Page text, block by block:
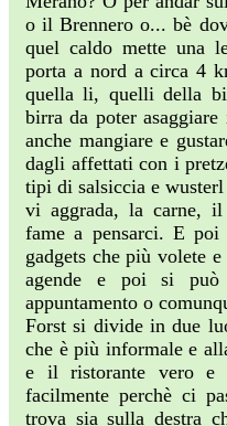
o il Brennero o... bè
quel caldo mette una
porta a nord a circa 4
quella li, quelli della
birra da poter
anche mangiare e
dagli affettati con i
tipi di salsiccia e
vi aggrada, la carne,
fame a pensarci. E
gadgets che più volete
agende e poi si può
appuntamento o
Forst si divide in due
che è più informale e
e il ristorante vero e
facilmente perchè ci
trova sia sulla destra